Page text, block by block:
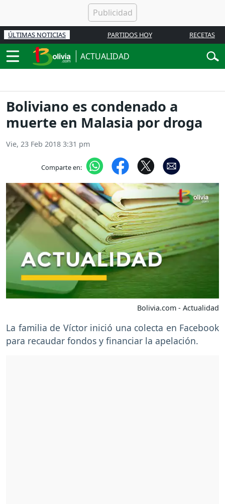
ÚLTIMAS NOTICIAS PARTIDOS HOY RECETAS
ACTUALIDAD
Boliviano es condenado a
muerte en Malasia por droga
Vie, 23 Feb 2018 3:31 pm
Comparte en:
Bolivia.com - Actualidad
La familia de Víctor inició una colecta en Facebook
para recaudar fondos y financiar la apelación.